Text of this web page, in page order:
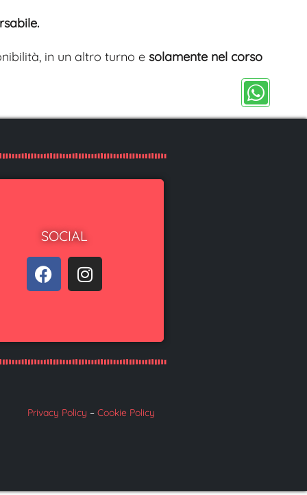
in un altro turno e solamente nel corso
SOCIAL
Privacy Policy –Cookie Policy